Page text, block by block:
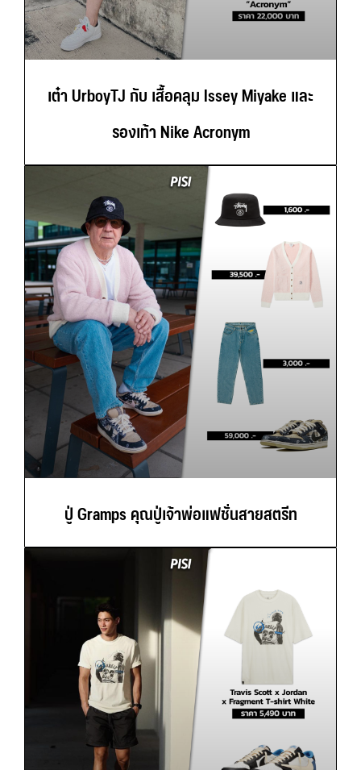
เต๋า UrboyTJ กับ เสื้อคลุม Issey Miyake และ
รองเท้า Nike Acronym
ปู่ Gramps คุณปู่เจ้าพ่อแฟชั่นสายสตรีท